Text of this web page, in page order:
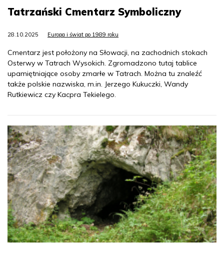
Tatrzański Cmentarz Symboliczny
28.10.2025 Europa i świat po 1989 roku
Cmentarz jest położony na Słowacji, na zachodnich stokach
Osterwy w Tatrach Wysokich. Zgromadzono tutaj tablice
upamiętniające osoby zmarłe w Tatrach. Można tu znaleźć
także polskie nazwiska, m.in. Jerzego Kukuczki, Wandy
Rutkiewicz czy Kacpra Tekielego.